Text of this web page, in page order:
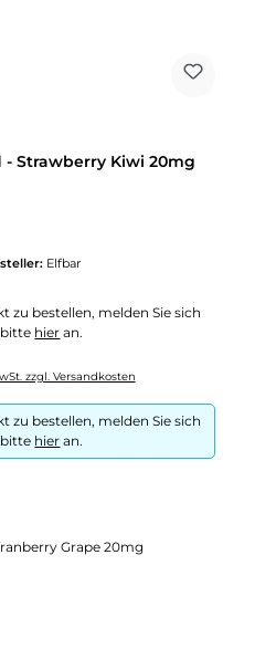
- Strawberry Kiwi 20mg
Elfbar
zu bestellen, melden Sie sich
bitte hier an.
zzgl. Versandkosten
zu bestellen, melden Sie sich
bitte hier an.